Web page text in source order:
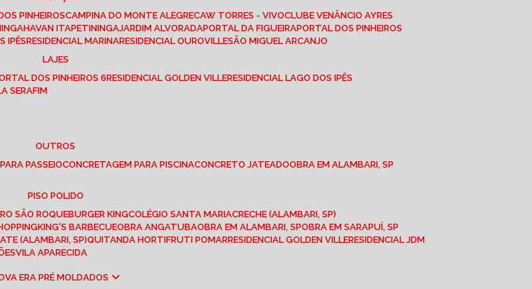
PINHEIROS CAMPINA DO MONTE ALEGRE CAW TORRES - VIVO CLUBE VENÂNCIO AYRES
HAVAN ITAPETININGA JARDIM ALVORADA PORTAL DA FIGUEIRA PORTAL DOS PINHEIROS
IPÊS RESIDENCIAL MARINA RESIDENCIAL OUROVILLE SÃO MIGUEL ARCANJO
LAJES
DOS PINHEIROS 6 RESIDENCIAL GOLDEN VILLE RESIDENCIAL LAGO DOS IPÊS
SERAFIM
OUTROS
PASSEIO CONCRETAGEM PARA PISCINA CONCRETO JATEADO
OBRA EM ALAMBARI, SP
PISO POLIDO
SÃO ROQUE BURGER KING COLÉGIO SANTA MARIA CRECHE (ALAMBARI, SP)
KING'S BARBECUE OBRA ANGATUBA OBRA EM ALAMBARI, SP
OBRA EM SARAPUÍ, SP
(ALAMBARI, SP) QUITANDA HORTIFRUTI POMAR RESIDENCIAL GOLDEN VILLE RESIDENCIAL JDM
VILA APARECIDA
ERA PRÉ MOLDADOS